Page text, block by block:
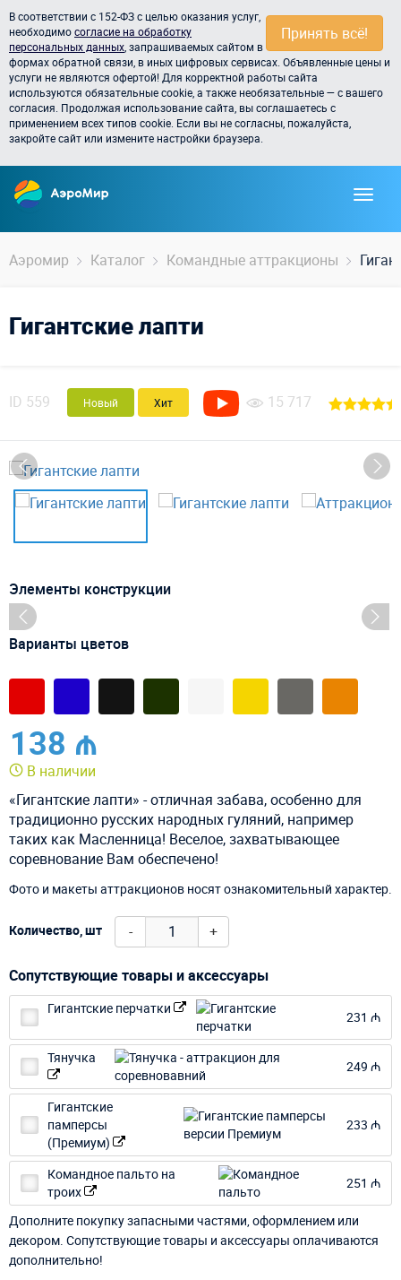
Принять всё!
В соответствии с 152-ФЗ с целью оказания услуг,
необходимосогласие на обработку
персональных данных , запрашиваемых сайтом в
формах обратной связи, в иных цифровых сервисах. Объявленные цены и
услуги не являются офертой! Для корректной работы сайта
используются обязательные cookie, а также необязательные — с вашего
согласия. Продолжая использование сайта, вы соглашаетесь с
применением всех типов cookie. Если вы не согласны, пожалуйста,
закройте сайт или измените настройки браузера.
Аэромир Каталог Командные аттракционы
Гигантские лапти
ID 559 Новый Хит 15 717
Элементы конструкции
Варианты цветов
138 ₼
В наличии
«Гигантские лапти» - отличная забава, особенно для
традиционно русских народных гуляний, например
таких как Масленница! Веселое, захватывающее
соревнование Вам обеспечено!
Фото и макеты аттракционов носят ознакомительный характер.
Количество, шт - +
Сопутствующие товары и аксессуары
Гигантские перчатки
231 ₼
Тянучка
249 ₼
Гигантские
памперсы
(Премиум)
233 ₼
Командное пальто на
троих
251 ₼
Дополните покупку запасными частями, оформлением или
декором. Сопутствующие товары и аксессуары оплачиваются
дополнительно!